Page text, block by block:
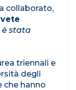
collaborato,
è stata
triennali e
degli
che hanno